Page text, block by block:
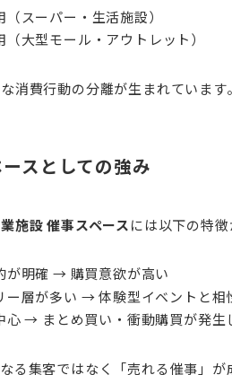
（スーパー・生活施設）
（大型モール・アウトレット）
消費行動の分離が生まれています。
スとしての強み
施設 催事スペースには以下の特徴
が明確 → 購買意欲が高い
ー層が多い → 体験型イベントと相
心 → まとめ買い・衝動購買が発生
る集客ではなく「売れる催事」が